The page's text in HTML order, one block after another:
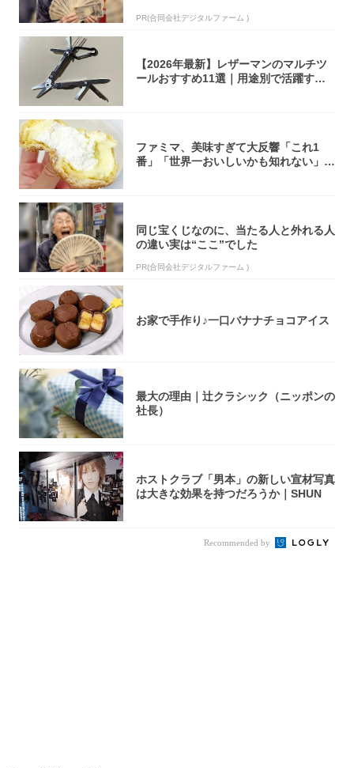
PR(合同会社デジタルファーム )
【2026年最新】レザーマンのマルチツ
ールおすすめ11選｜用途別で活躍する
ファミマ、美味すぎて大反響「これ1
番」「世界一おいしいかも知れない」
同じ宝くじなのに、当たる人と外れる人
の違い実は“ここ”でした
PR(合同会社デジタルファーム )
お家で手作り♪一口バナナチョコアイス
最大の理由｜辻クラシック（ニッポンの
社長）
ホストクラブ「男本」の新しい宣材写真
は大きな効果を持つだろうか｜SHUN
Recommended by